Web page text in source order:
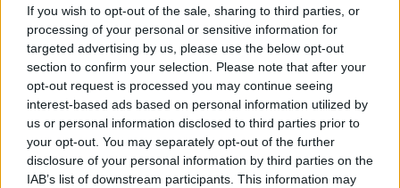
If you wish to opt-out of the sale, sharing to third parties, or
processing of your personal or sensitive information for
targeted advertising by us, please use the below opt-out
section to confirm your selection. Please note that after your
opt-out request is processed you may continue seeing
interest-based ads based on personal information utilized by
us or personal information disclosed to third parties prior to
your opt-out. You may separately opt-out of the further
disclosure of your personal information by third parties on the
IAB’s list of downstream participants. This information may
2016. augusztus 01. 02:00
Módosítva: 2016. augusztus 05. 13:38
Megosztás
Küldés Küldés Messengeren